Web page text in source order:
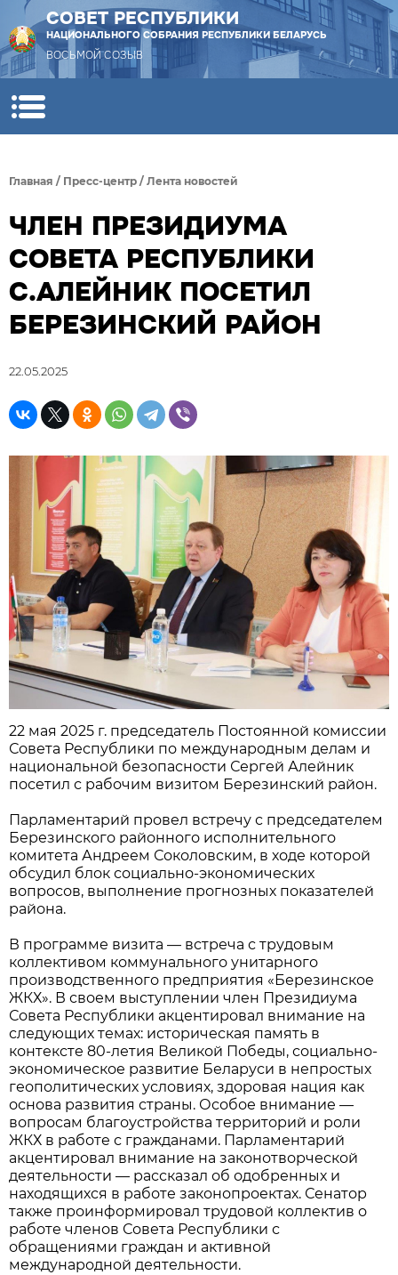
СОВЕТ РЕСПУБЛИКИ
НАЦИОНАЛЬНОГО СОБРАНИЯ РЕСПУБЛИКИ БЕЛАРУСЬ
ВОСЬМОЙ СОЗЫВ
Главная / Пресс-центр / Лента новостей
ЧЛЕН ПРЕЗИДИУМА
СОВЕТА РЕСПУБЛИКИ
С.АЛЕЙНИК ПОСЕТИЛ
БЕРЕЗИНСКИЙ РАЙОН
22.05.2025
22 мая 2025 г. председатель Постоянной комиссии
Совета Республики по международным делам и
национальной безопасности Сергей Алейник
посетил с рабочим визитом Березинский район.
Парламентарий провел встречу с председателем
Березинского районного исполнительного
комитета Андреем Соколовским, в ходе которой
обсудил блок социально-экономических
вопросов, выполнение прогнозных показателей
района.
В программе визита — встреча с трудовым
коллективом коммунального унитарного
производственного предприятия «Березинское
ЖКХ». В своем выступлении член Президиума
Совета Республики акцентировал внимание на
следующих темах: историческая память в
контексте 80-летия Великой Победы, социально-
экономическое развитие Беларуси в непростых
геополитических условиях, здоровая нация как
основа развития страны. Особое внимание —
вопросам благоустройства территорий и роли
ЖКХ в работе с гражданами. Парламентарий
акцентировал внимание на законотворческой
деятельности — рассказал об одобренных и
находящихся в работе законопроектах. Сенатор
также проинформировал трудовой коллектив о
работе членов Совета Республики с
обращениями граждан и активной
международной деятельности.